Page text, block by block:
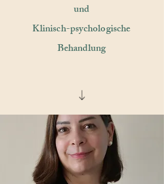
und
Klinisch-psychologische
Behandlung